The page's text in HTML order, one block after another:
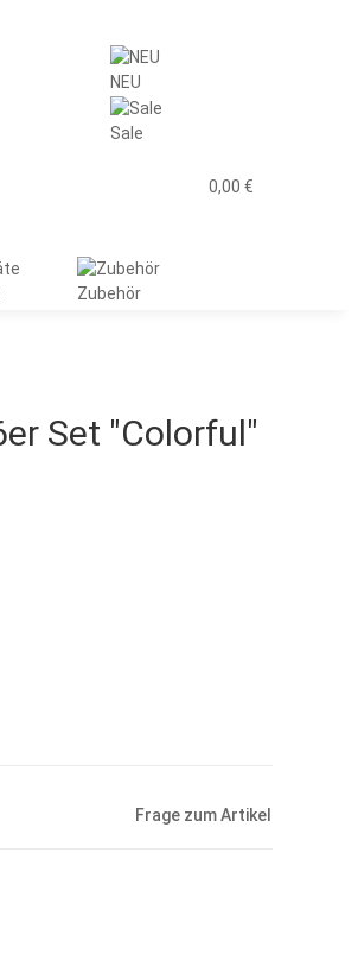
NEU
Sale
0,00 €
Zubehör
Set "Colorful"
Frage zum Artikel